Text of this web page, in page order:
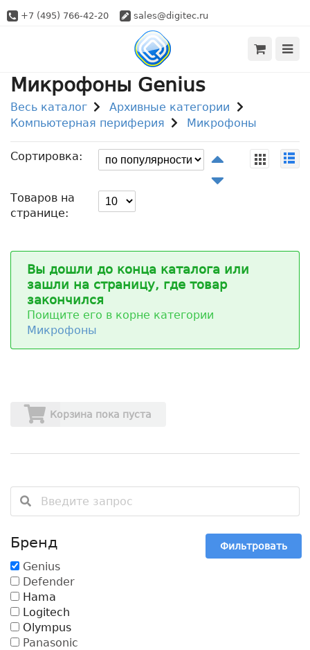
+7 (495) 766-42-20 sales@digitec.ru
Микрофоны Genius
Весь каталог
Архивные категории
Компьютерная периферия
Микрофоны
Сортировка:
Товаров на
странице:
Вы дошли до конца каталога или
зашли на страницу, где товар
закончился
Поищите его в корне категории
Микрофоны
Корзина пока пуста
Фильтровать
Бренд
Genius
Defender
Hama
Logitech
Olympus
Panasonic